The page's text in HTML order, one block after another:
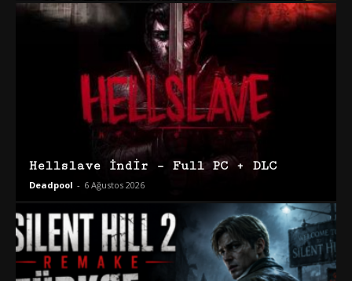
Hellslave İndir – Full PC + DLC
Deadpool - 6 Ağustos 2026